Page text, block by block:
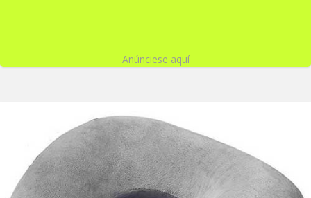
Anúnciese aquí